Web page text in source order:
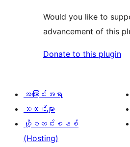
Would you like to
advancement of this
Donate to this plugin
အကြောင်းအရာ
သတင်းများ
ဟို့စတင်းစနစ်
(Hosting)